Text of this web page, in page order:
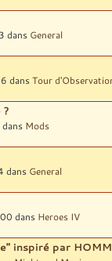
dans General
dansTour
Mods
dans General
dans Heroes IV
inspiré par HOMM